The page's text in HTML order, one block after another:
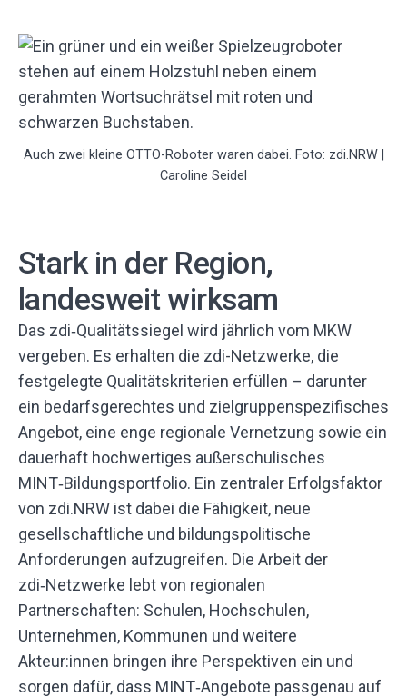
Auch zwei kleine OTTO-Roboter waren dabei. Foto: zdi.NRW |
Caroline Seidel
Stark in der Region,
landesweit wirksam
Das zdi‑Qualitätssiegel wird jährlich vom MKW
vergeben. Es erhalten die zdi-Netzwerke, die
festgelegte Qualitätskriterien erfüllen – darunter
ein bedarfsgerechtes und zielgruppenspezifisches
Angebot, eine enge regionale Vernetzung sowie ein
dauerhaft hochwertiges außerschulisches
MINT‑Bildungsportfolio. Ein zentraler Erfolgsfaktor
von zdi.NRW ist dabei die Fähigkeit, neue
gesellschaftliche und bildungspolitische
Anforderungen aufzugreifen. Die Arbeit der
zdi‑Netzwerke lebt von regionalen
Partnerschaften: Schulen, Hochschulen,
Unternehmen, Kommunen und weitere
Akteur:innen bringen ihre Perspektiven ein und
sorgen dafür, dass MINT‑Angebote passgenau auf